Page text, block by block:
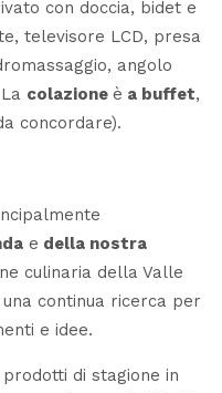
con doccia, bidet e
televisore LCD, presa
angolo
colazione è a buffet,
concordare).
e della nostra
culinaria della Valle
continua ricerca per
e idee.
prodotti di stagione in